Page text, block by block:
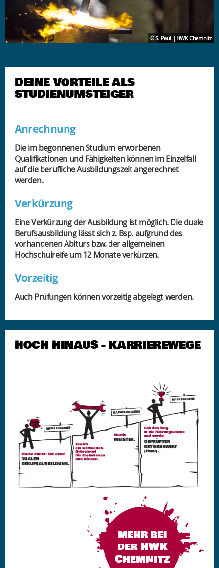
© S. Paul | HWK Chemnitz
DEINE VORTEILE ALS
STUDIENUMSTEIGER
Anrechnung
Die im begonnenen Studium erworbenen
Qualifikationen und Fähigkeiten können im Einzelfall
auf die berufliche Ausbildungszeit angerechnet
werden.
Verkürzung
Eine Verkürzung der Ausbildung ist möglich. Die duale
Berufsausbildung lässt sich z. Bsp. aufgrund des
vorhandenen Abiturs bzw. der allgemeinen
Hochschulreife um 12 Monate verkürzen.
Vorzeitig
Auch Prüfungen können vorzeitig abgelegt werden.
HOCH HINAUS - KARRIEREWEGE
mehr bei
der HWK
Chemnitz